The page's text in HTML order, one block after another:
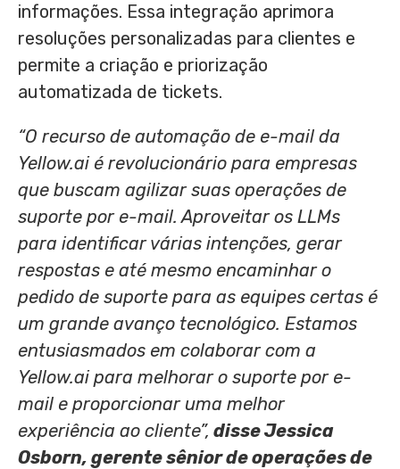
informações. Essa integração aprimora
resoluções personalizadas para clientes e
permite a criação e priorização
automatizada de tickets.
“O recurso de automação de e-mail da
Yellow.ai é revolucionário para empresas
que buscam agilizar suas operações de
suporte por e-mail. Aproveitar os LLMs
para identificar várias intenções, gerar
respostas e até mesmo encaminhar o
pedido de suporte para as equipes certas é
um grande avanço tecnológico. Estamos
entusiasmados em colaborar com a
Yellow.ai para melhorar o suporte por e-
mail e proporcionar uma melhor
experiência ao cliente”, disseJessica
Osborn, gerente sênior de operações de